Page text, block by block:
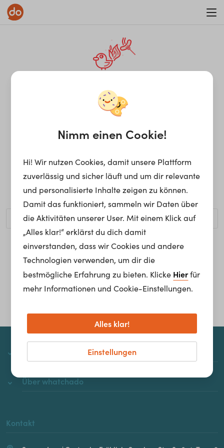
¡Ay, caramba! Seite nicht
gefunden.
Ups, die gewünschte Seite kann nicht gefunden werden.
Möchtest du nach einem bestimmten Begriff suchen?
Homepage
Über whatchado
Kontakt
Nimm einen Cookie!
Hi! Wir nutzen Cookies, damit unsere Plattform
zuverlässig und sicher läuft und um dir relevante
und personalisierte Inhalte zeigen zu können.
Damit das funktioniert, sammeln wir Daten über
die Aktivitäten unserer User. Mit einem Klick auf
„Alles klar!“ erklärst du dich damit
einverstanden, dass wir Cookies und andere
Technologien verwenden, um dir die
bestmögliche Erfahrung zu bieten. Klicke Hierfür
mehr Informationen und Cookie-Einstellungen.
Einstellungen
Alles klar!